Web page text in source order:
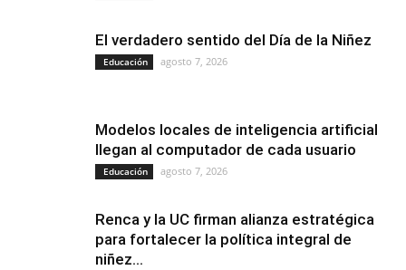
El verdadero sentido del Día de la Niñez
Educación agosto 7, 2026
Modelos locales de inteligencia artificial
llegan al computador de cada usuario
Educación agosto 7, 2026
Renca y la UC firman alianza estratégica
para fortalecer la política integral de
niñez...